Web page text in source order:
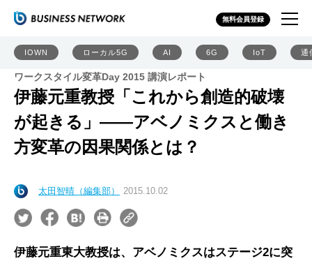
無料会員登録
IOWN ローカル5G AI 6G IoT 通
ワークスタイル変革Day 2015 講演レポート
伊藤元重教授「これから創造的破壊
が起きる」――アベノミクスと働き
方変革の因果関係とは？
太田智晴（編集部） 2015.10.02
伊藤元重東大教授は、アベノミクスはステージ2に突